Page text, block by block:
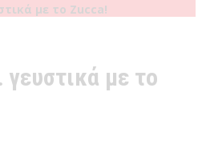
με το Zucca!
με το